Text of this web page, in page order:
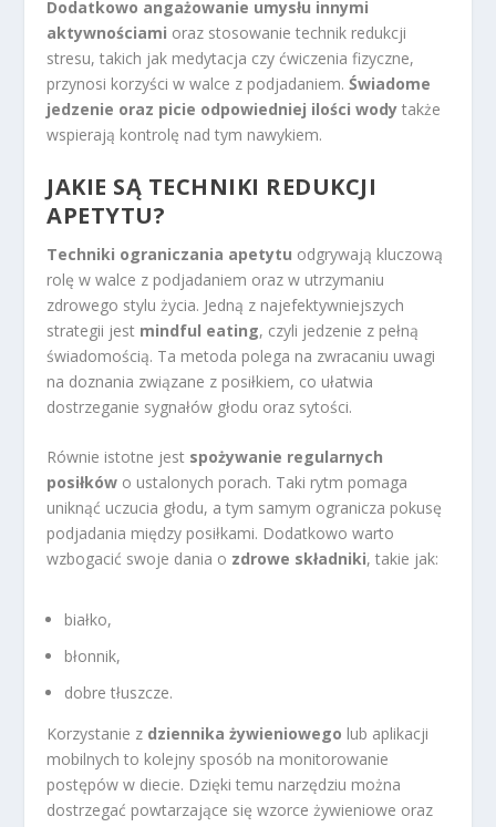
Dodatkowo angażowanie umysłu innymi
aktywnościami oraz stosowanie technik redukcji
stresu, takich jak medytacja czy ćwiczenia fizyczne,
przynosi korzyści w walce z podjadaniem.Świadome
jedzenie oraz picie odpowiedniej ilości wody także
wspierają kontrolę nad tym nawykiem.
JAKIE SĄ TECHNIKI REDUKCJI
APETYTU?
Techniki ograniczania apetytu odgrywają kluczową
rolę w walce z podjadaniem oraz w utrzymaniu
zdrowego stylu życia. Jedną z najefektywniejszych
strategii jest mindful eating, czyli jedzenie z pełną
świadomością. Ta metoda polega na zwracaniu uwagi
na doznania związane z posiłkiem, co ułatwia
dostrzeganie sygnałów głodu oraz sytości.
Równie istotne jest spożywanie regularnych
posiłków o ustalonych porach. Taki rytm pomaga
uniknąć uczucia głodu, a tym samym ogranicza pokusę
podjadania między posiłkami. Dodatkowo warto
wzbogacić swoje dania o zdrowe składniki, takie jak:
białko,
błonnik,
dobre tłuszcze.
Korzystanie z dziennika żywieniowego lub aplikacji
mobilnych to kolejny sposób na monitorowanie
postępów w diecie. Dzięki temu narzędziu można
dostrzegać powtarzające się wzorce żywieniowe oraz